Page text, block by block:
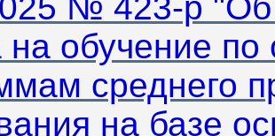
обучение
среднего
на базе